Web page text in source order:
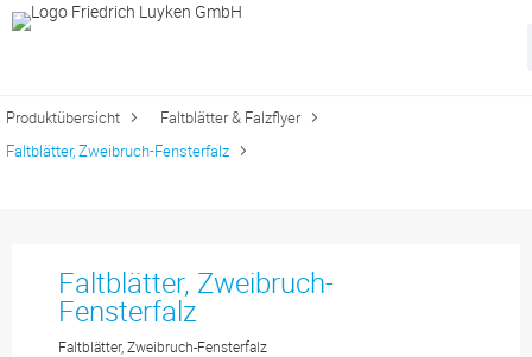
Produktübersicht
Faltblätter & Falzflyer
Faltblätter, Zweibruch-Fensterfalz
Faltblätter, Zweibruch-
Fensterfalz
Faltblätter, Zweibruch-Fensterfalz